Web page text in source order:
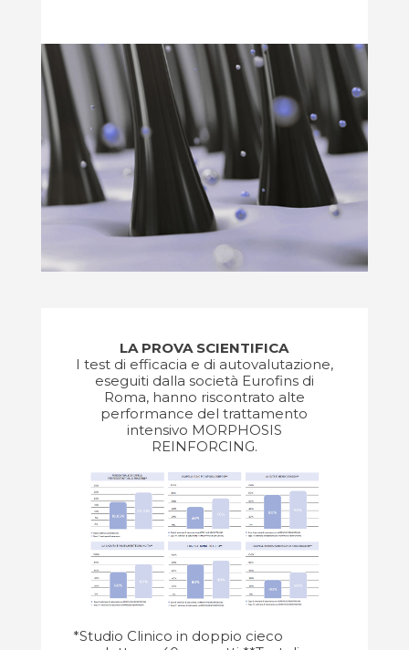
LA PROVA SCIENTIFICA
I test di efficacia e di autovalutazione,
eseguiti dalla società Eurofins di
Roma, hanno riscontrato alte
performance del trattamento
intensivo MORPHOSIS
REINFORCING.
*Studio Clinico in doppio cieco